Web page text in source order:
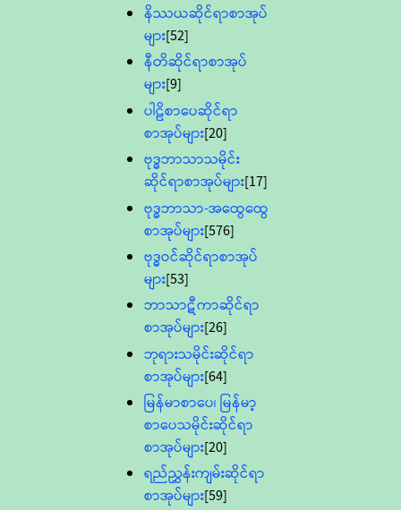
နိဿယဆိုင်ရာစာအုပ်
များ[52]
နီတိဆိုင်ရာစာအုပ်
များ[9]
ပါဠိစာပေဆိုင်ရာ
စာအုပ်များ[20]
ဗုဒ္ဓဘာသာသမိုင်း
ဆိုင်ရာစာအုပ်များ[17]
ဗုဒ္ဓဘာသာ-အထွေထွေ
စာအုပ်များ[576]
ဗုဒ္ဓဝင်ဆိုင်ရာစာအုပ်
များ[53]
ဘာသာဋီကာဆိုင်ရာ
စာအုပ်များ[26]
ဘုရားသမိုင်းဆိုင်ရာ
စာအုပ်များ[64]
မြန်မာစာပေ၊ မြန်မာ့
စာပေသမိုင်းဆိုင်ရာ
စာအုပ်များ[20]
ရည်ညွှန်းကျမ်းဆိုင်ရာ
စာအုပ်များ[59]